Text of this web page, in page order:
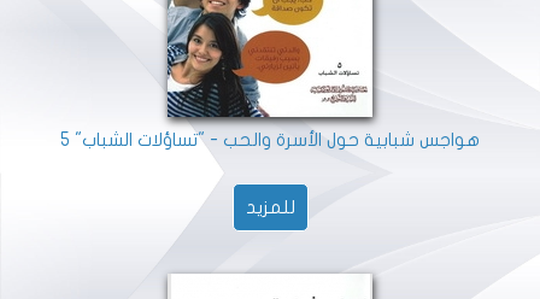
هواجس شبابية حول الأسرة والحب - "تساؤلات الشباب" 5
للمزيد